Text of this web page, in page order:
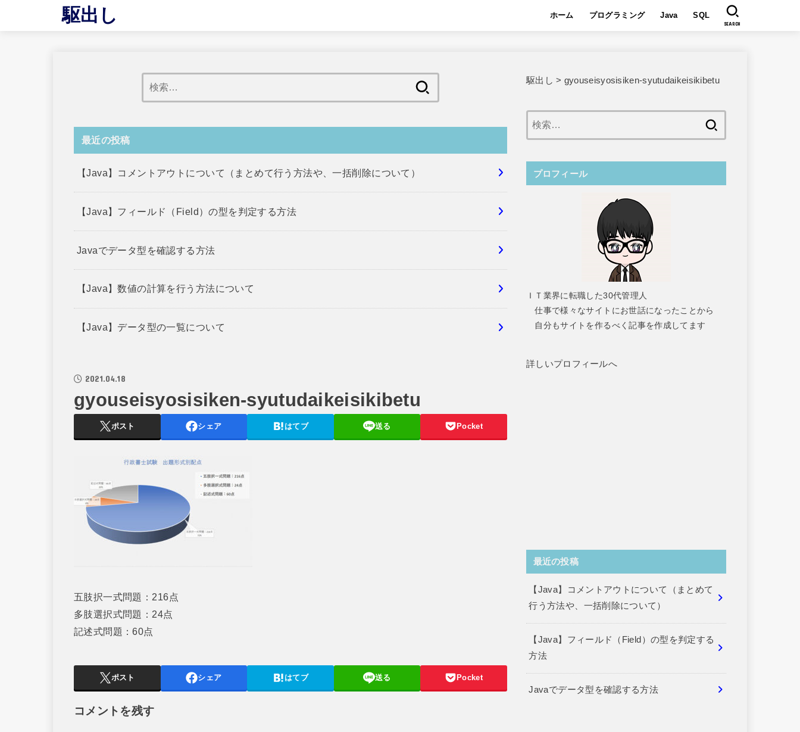
駆出し ホーム プログラミング Java SQL
SEARCH
索:
最近の投稿
【Java】コメントアウトについて（まとめて行う方法や、一括削除について）
【Java】フィールド（Field）の型を判定する方法
Javaでデータ型を確認する方法
【Java】数値の計算を行う方法について
【Java】データ型の一覧について
2021.04.18
gyouseisyosisiken-syutudaikeisikibetu
ポスト シェア はてブ 送る Pocket
五肢択一式問題：216点
多肢選択式問題：24点
記述式問題：60点
ポスト シェア はてブ 送る Pocket
コメントを残す
駆出し > gyouseisyosisiken-syutudaikeisikibetu
プロフィール
ＩＴ業界に転職した30代管理人
仕事で様々なサイトにお世話になったことから
自分もサイトを作るべく記事を作成してます
詳しいプロフィールへ
最近の投稿
【Java】コメントアウトについて（まとめて
行う方法や、一括削除について）
【Java】フィールド（Field）の型を判定する
方法
Javaでデータ型を確認する方法